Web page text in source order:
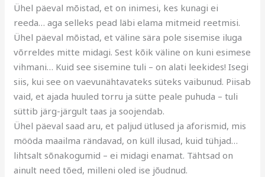
Ühel päeval mõistad, et on inimesi, kes kunagi ei
reeda… aga selleks pead läbi elama mitmeid reetmisi.
Ühel päeval mõistad, et väline sära pole sisemise iluga
võrreldes mitte midagi. Sest kõik väline on kuni esimese
vihmani… Kuid see sisemine tuli – on alati leekides! Isegi
siis, kui see on vaevunähtavateks süteks vaibunud. Piisab
vaid, et ajada huuled torru ja sütte peale puhuda – tuli
süttib järg-järgult taas ja soojendab.
Ühel päeval saad aru, et paljud ütlused ja aforismid, mis
mööda maailma rändavad, on küll ilusad, kuid tühjad…
lihtsalt sõnakogumid – ei midagi enamat. Tähtsad on
ainult need tõed, milleni oled ise jõudnud.